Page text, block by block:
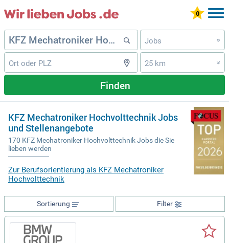
Jobs »
25 km »
Finden
KFZ Mechatroniker Hochvolttechnik Jobs
und Stellenangebote
170 KFZ Mechatroniker Hochvolttechnik Jobs die Sie
lieben werden
Zur Berufsorientierung als KFZ Mechatroniker
Hochvolttechnik
Filter
Sortierung